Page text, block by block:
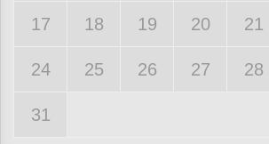
17 18 19 20 21
24 25 26 27 28
31